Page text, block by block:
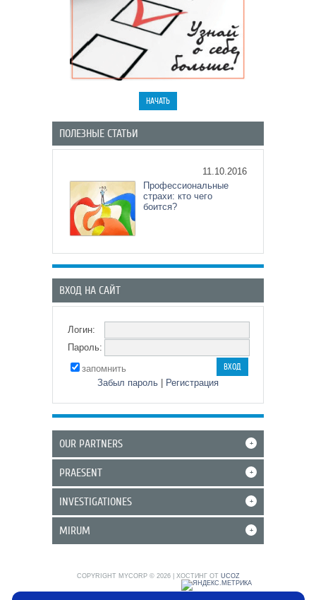
ПОЛЕЗНЫЕ СТАТЬИ
11.10.2016
Профессиональные
страхи: кто чего
боится?
ВХОД НА САЙТ
Логин:
Пароль:
запомнить
Забыл пароль | Регистрация
OUR PARTNERS +
PRAESENT +
INVESTIGATIONES +
MIRUM +
COPYRIGHT MYCORP © 2026| ХОСТИНГ ОТ UCOZ